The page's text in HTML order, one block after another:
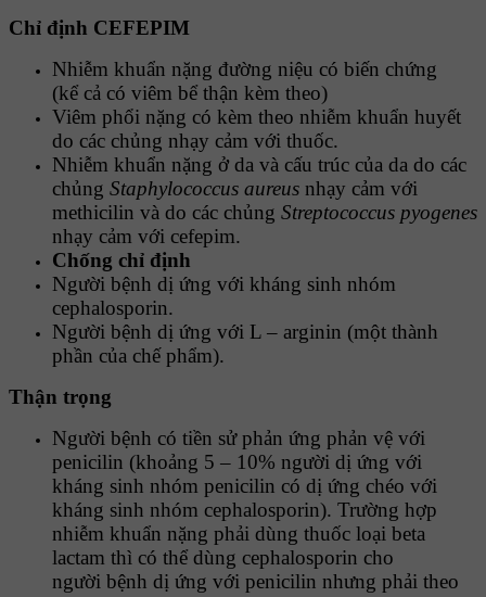
Chỉ định CEFEPIM
Nhiễm khuẩn nặng đường niệu có biến chứng
(kể cả có viêm bể thận kèm theo)
Viêm phổi nặng có kèm theo nhiễm khuẩn huyết
do các chủng nhạy cảm với thuốc.
Nhiễm khuẩn nặng ở da và cấu trúc của da do các
chủng Staphylococcus aureus nhạy cảm với
methicilin và do các chủng Streptococcus pyogenes
nhạy cảm với cefepim.
Chống chỉ định
Người bệnh dị ứng với kháng sinh nhóm
cephalosporin.
Người bệnh dị ứng với L – arginin (một thành
phần của chế phẩm).
Thận trọng
Người bệnh có tiền sử phản ứng phản vệ với
penicilin (khoảng 5 – 10% người dị ứng với
kháng sinh nhóm penicilin có dị ứng chéo với
kháng sinh nhóm cephalosporin). Trường hợp
nhiễm khuẩn nặng phải dùng thuốc loại beta
lactam thì có thể dùng cephalosporin cho
người bệnh dị ứng với penicilin nhưng phải theo